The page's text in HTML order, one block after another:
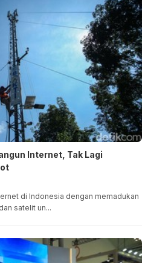
Internet, Tak Lagi
di Indonesia dengan memadukan
satelit un...